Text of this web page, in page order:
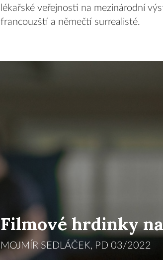
lékařské veřejnosti na mezinárodní
francouzští a němečtí surrealisté.
Filmové hrdinky
MOJMÍR SEDLÁČEK, PD 03/2022